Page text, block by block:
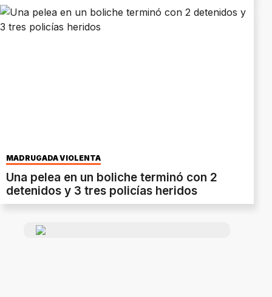
MADRUGADA VIOLENTA
Una pelea en un boliche terminó con 2
detenidos y 3 tres policías heridos